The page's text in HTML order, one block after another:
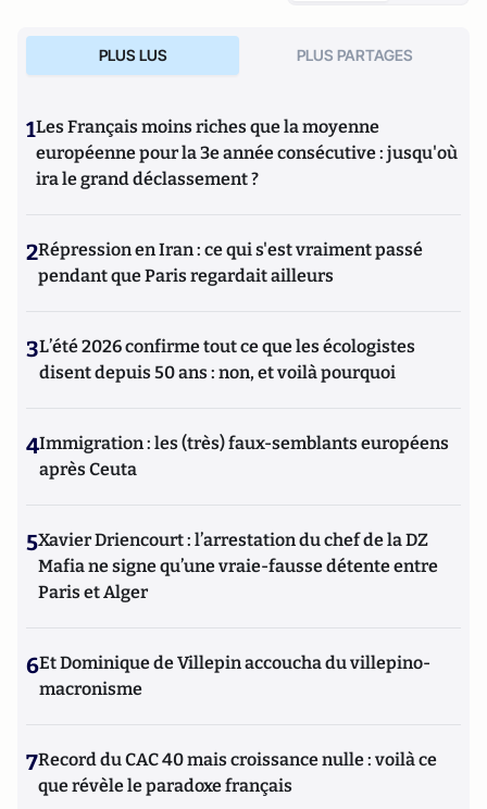
PLUS LUS PLUS PARTAGES
1Les Français moins riches que la moyenne
européenne pour la 3e année consécutive : jusqu'où
ira le grand déclassement ?
2Répression en Iran : ce qui s'est vraiment passé
pendant que Paris regardait ailleurs
3L’été 2026 confirme tout ce que les écologistes
disent depuis 50 ans : non, et voilà pourquoi
4Immigration : les (très) faux-semblants européens
après Ceuta
5Xavier Driencourt : l’arrestation du chef de la DZ
Mafia ne signe qu’une vraie-fausse détente entre
Paris et Alger
6Et Dominique de Villepin accoucha du villepino-
macronisme
7Record du CAC 40 mais croissance nulle : voilà ce
que révèle le paradoxe français